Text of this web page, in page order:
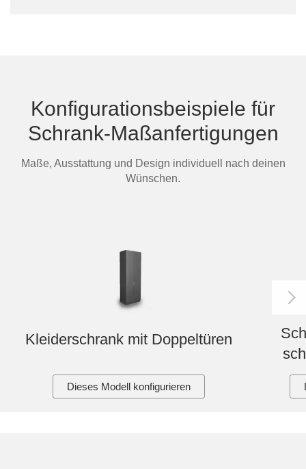
Konfigurationsbeispiele für
Schrank-Maßanfertigungen
Maße, Ausstattung und Design individuell nach deinen
Wünschen.
Kleiderschrank mit Doppeltüren
Dieses Modell konfigurieren